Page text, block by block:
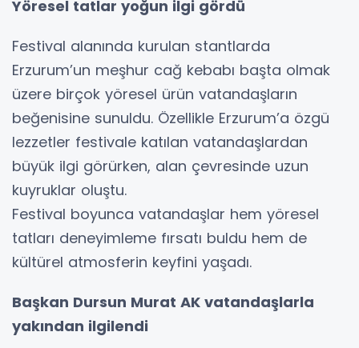
Yöresel tatlar yoğun ilgi gördü
Festival alanında kurulan stantlarda
Erzurum’un meşhur cağ kebabı başta olmak
üzere birçok yöresel ürün vatandaşların
beğenisine sunuldu. Özellikle Erzurum’a özgü
lezzetler festivale katılan vatandaşlardan
büyük ilgi görürken, alan çevresinde uzun
kuyruklar oluştu.
Festival boyunca vatandaşlar hem yöresel
tatları deneyimleme fırsatı buldu hem de
kültürel atmosferin keyfini yaşadı.
Başkan Dursun Murat AK vatandaşlarla
yakından ilgilendi